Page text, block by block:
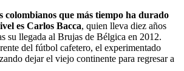
colombianos que más tiempo ha durado
es Carlos Bacca, quien lleva diez años
su llegada al Brujas de Bélgica en 2012.
del fútbol cafetero, el experimentado
dejar el viejo continente para regresar a